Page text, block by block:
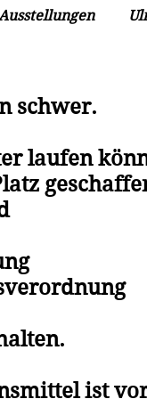
schwer.
laufen
ist